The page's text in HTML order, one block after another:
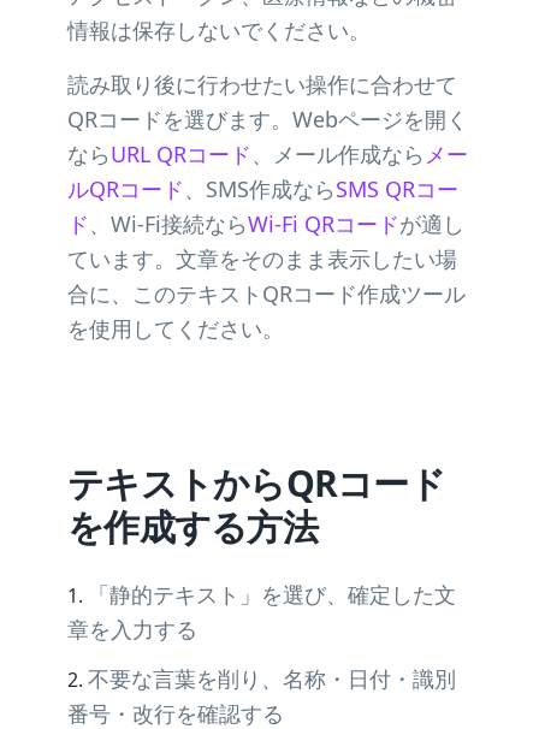
情報は保存しないでください。
読み取り後に行わせたい操作に合わせて
QRコードを選びます。Webページを開く
ならURL QRコード、メール作成なら メー
ルQRコード、SMS作成ならSMS QRコー
ド、Wi-Fi接続ならWi-Fi QRコードが適し
ています。文章をそのまま表示したい場
合に、このテキストQRコード作成ツール
を使用してください。
テキストからQRコード
を作成する方法
「静的テキスト」を選び、確定した文
章を入力する
不要な言葉を削り、名称・日付・識別
番号・改行を確認する